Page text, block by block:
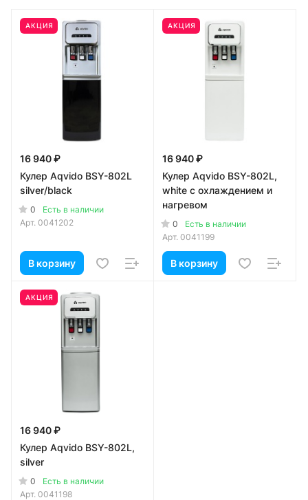
АКЦИЯ
16 940 ₽
Кулер Aqvido BSY-802L
silver/black
0
Есть в наличии
Арт. 0041202
В корзину
АКЦИЯ
16 940 ₽
Кулер Aqvido BSY-802L,
white с охлаждением и
нагревом
0
Есть в наличии
Арт. 0041199
В корзину
АКЦИЯ
16 940 ₽
Кулер Aqvido BSY-802L,
silver
0
Есть в наличии
Арт. 0041198